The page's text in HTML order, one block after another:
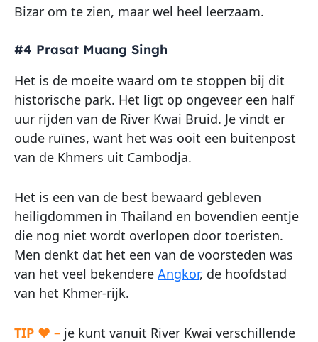
Bizar om te zien, maar wel heel leerzaam.
#4 Prasat Muang Singh
Het is de moeite waard om te stoppen bij dit
historische park. Het ligt op ongeveer een half
uur rijden van de River Kwai Bruid. Je vindt er
oude ruïnes, want het was ooit een buitenpost
van de Khmers uit Cambodja.
Het is een van de best bewaard gebleven
heiligdommen in Thailand en bovendien eentje
die nog niet wordt overlopen door toeristen.
Men denkt dat het een van de voorsteden was
van het veel bekendere Angkor, de hoofdstad
van het Khmer-rijk.
TIP ♥ – je kunt vanuit River Kwai verschillende